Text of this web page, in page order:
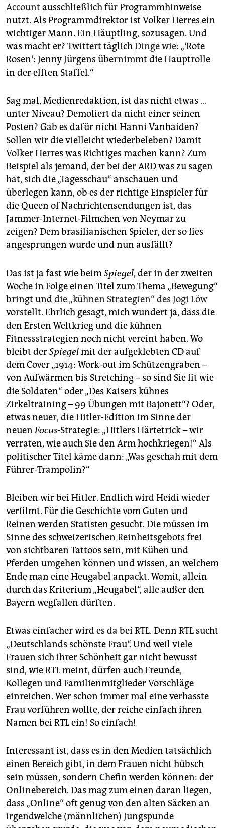
Account ausschließlich für Programmhinweise
nutzt. Als Programmdirektor ist Volker Herres ein
wichtiger Mann. Ein Häuptling, sozusagen. Und
was macht er? Twittert täglichDinge wie: „‘Rote
Rosen‘: Jenny Jürgens übernimmt die Hauptrolle
in der elften Staffel.“
Sag mal, Medienredaktion, ist das nicht etwas …
unter Niveau? Demoliert da nicht einer seinen
Posten? Gab es dafür nicht Hanni Vanhaiden?
Sollen wir die vielleicht wiederbeleben? Damit
Volker Herres was Richtiges machen kann? Zum
Beispiel als jemand, der bei der ARD was zu sagen
hat, sich die „Tagesschau“ anschauen und
überlegen kann, ob es der richtige Einspieler für
die Queen of Nachrichtensendungen ist, das
Jammer-Internet-Filmchen von Neymar zu
zeigen? Dem brasilianischen Spieler, der so fies
angesprungen wurde und nun ausfällt?
Das ist ja fast wie beimSpiegel, der in der zweiten
Woche in Folge einen Titel zum Thema „Bewegung“
bringt unddie „kühnen Strategien“ des Jogi Löw
vorstellt. Ehrlich gesagt, mich wundert ja, dass die
den Ersten Weltkrieg und die kühnen
Fitnessstrategien noch nicht vereint haben. Wo
bleibt derSpiegelmit der aufgeklebten CD auf
dem Cover „1914: Work-out im Schützengraben –
von Aufwärmen bis Stretching – so sind Sie fit wie
die Soldaten“ oder „Des Kaisers kühnes
Zirkeltraining – 99 Übungen mit Bajonett“? Oder,
etwas neuer, die Hitler-Edition im Sinne der
neuenFocus-Strategie: „Hitlers Härtetrick – wir
verraten, wie auch Sie den Arm hochkriegen!“ Als
politischer Titel käme dann: „Was geschah mit dem
Führer-Trampolin?“
Bleiben wir bei Hitler. Endlich wird Heidi wieder
verfilmt. Für die Geschichte vom Guten und
Reinen werden Statisten gesucht. Die müssen im
Sinne des schweizerischen Reinheitsgebots frei
von sichtbaren Tattoos sein, mit Kühen und
Pferden umgehen können und wissen, an welchem
Ende man eine Heugabel anpackt. Womit, allein
durch das Kriterium „Heugabel“, alle außer den
Bayern wegfallen dürften.
Etwas einfacher wird es da bei RTL. Denn RTL sucht
„Deutschlands schönste Frau“. Und weil viele
Frauen sich ihrer Schönheit gar nicht bewusst
sind, wie RTL meint, dürfen auch Freunde,
Kollegen und Familienmitglieder Vorschläge
einreichen. Wer schon immer mal eine verhasste
Frau vorführen wollte, der reiche einfach ihren
Namen bei RTL ein! So einfach!
Interessant ist, dass es in den Medien tatsächlich
einen Bereich gibt, in dem Frauen nicht hübsch
sein müssen, sondern Chefin werden können: der
Onlinebereich. Das mag zum einen daran liegen,
dass „Online“ oft genug von den alten Säcken an
irgendwelche (männlichen) Jungspunde